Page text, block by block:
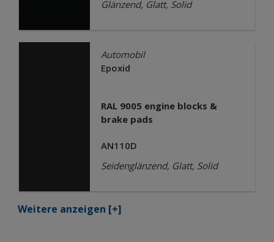
Glänzend, Glatt, Solid
Automobil
Epoxid
RAL 9005 engine blocks &
brake pads
AN110D
Seidenglänzend, Glatt, Solid
Weitere anzeigen [+]